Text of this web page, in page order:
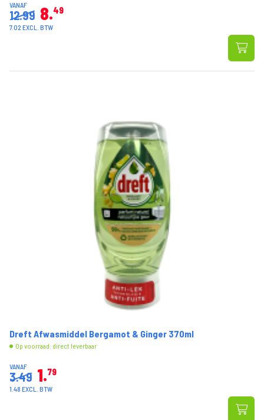
VANAF
12.99 8 49
7.02 EXCL. BTW
Dreft Afwasmiddel Bergamot & Ginger 370ml
Op voorraad: direct leverbaar
VANAF
3.49 1 79
1.48 EXCL. BTW